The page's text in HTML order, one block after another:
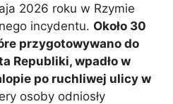
2026 roku w Rzymie
incydentu. Około 30
przygotowywano do
Republiki, wpadło w
po ruchliwej ulicy w
osoby odniosły